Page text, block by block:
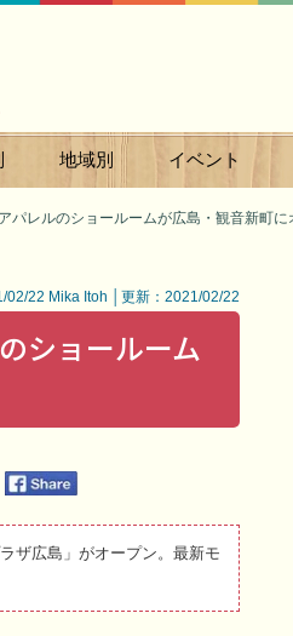
地域別 イベント
パレルのショールームが広島・観音新町に
02/22 Mika Itoh │更新：2021/02/22
ショールーム
ザ広島」がオープン。最新モ